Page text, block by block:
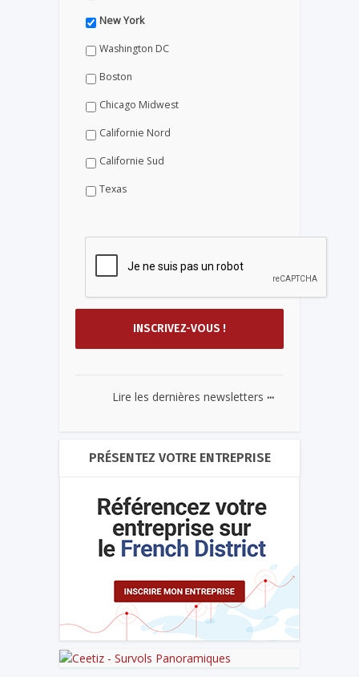
New York
Washington DC
Boston
Chicago Midwest
Californie Nord
Californie Sud
Texas
Lire les dernières newsletters ...
PRÉSENTEZ VOTRE ENTREPRISE